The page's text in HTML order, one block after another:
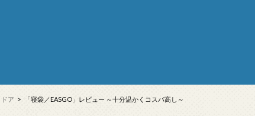
ア 「寝袋／EASGO」レビュー ～十分温かくコスパ高し～